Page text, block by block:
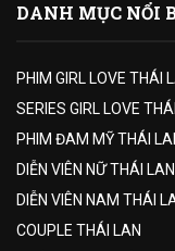
DANH MỤC NỔI
PHIM GIRL LOVE THÁI
SERIES GIRL LOVE
PHIM ĐAM MỸ THÁI
DIỄN VIÊN NỮ THÁI LAN
DIỄN VIÊN NAM THÁI
COUPLE THÁI LAN